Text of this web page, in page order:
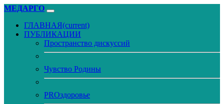
МЕДАРГО
ГЛАВНАЯ(current)
ПУБЛИКАЦИИ
Пространство дискуссий
Чувство Родины
PROздоровье